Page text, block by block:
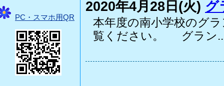
PC・スマホ用QR
2020年4月28日(火) グ
本年度の南小学校のグ
覧ください。 グラン